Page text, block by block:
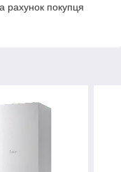
рахунок покупця